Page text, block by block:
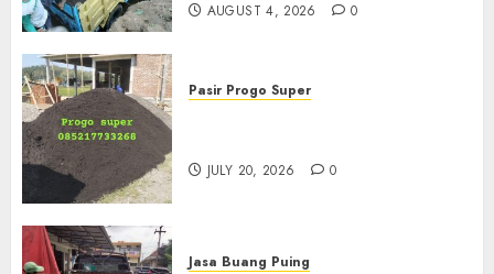
AUGUST 4, 2026 0
Pasir Progo Super
JULY 20, 2026 0
Jasa Buang Puing